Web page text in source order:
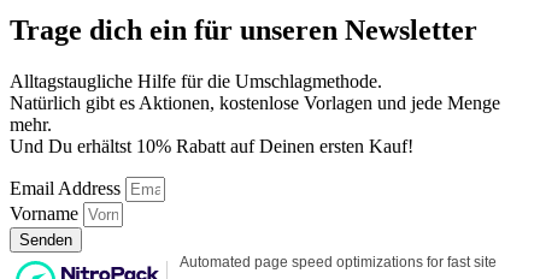
Trage dich ein für unseren Newsletter
Alltagstaugliche Hilfe für die Umschlagmethode.
Natürlich gibt es Aktionen, kostenlose Vorlagen und jede Menge
mehr.
Und Du erhältst 10% Rabatt auf Deinen ersten Kauf!
Email Address
Vorname
Senden